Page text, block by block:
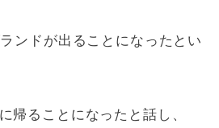
ンドが出ることになったとい
帰ることになったと話し、